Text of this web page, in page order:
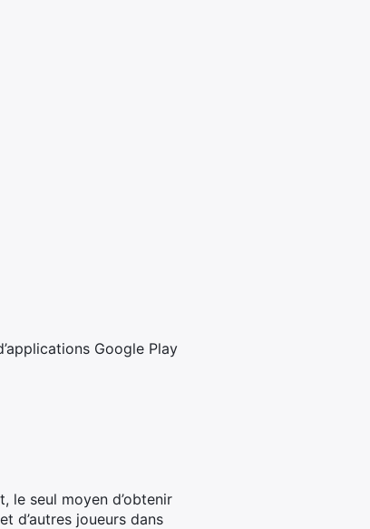
Google Play
le seul moyen d’obtenir
d’autres joueurs dans